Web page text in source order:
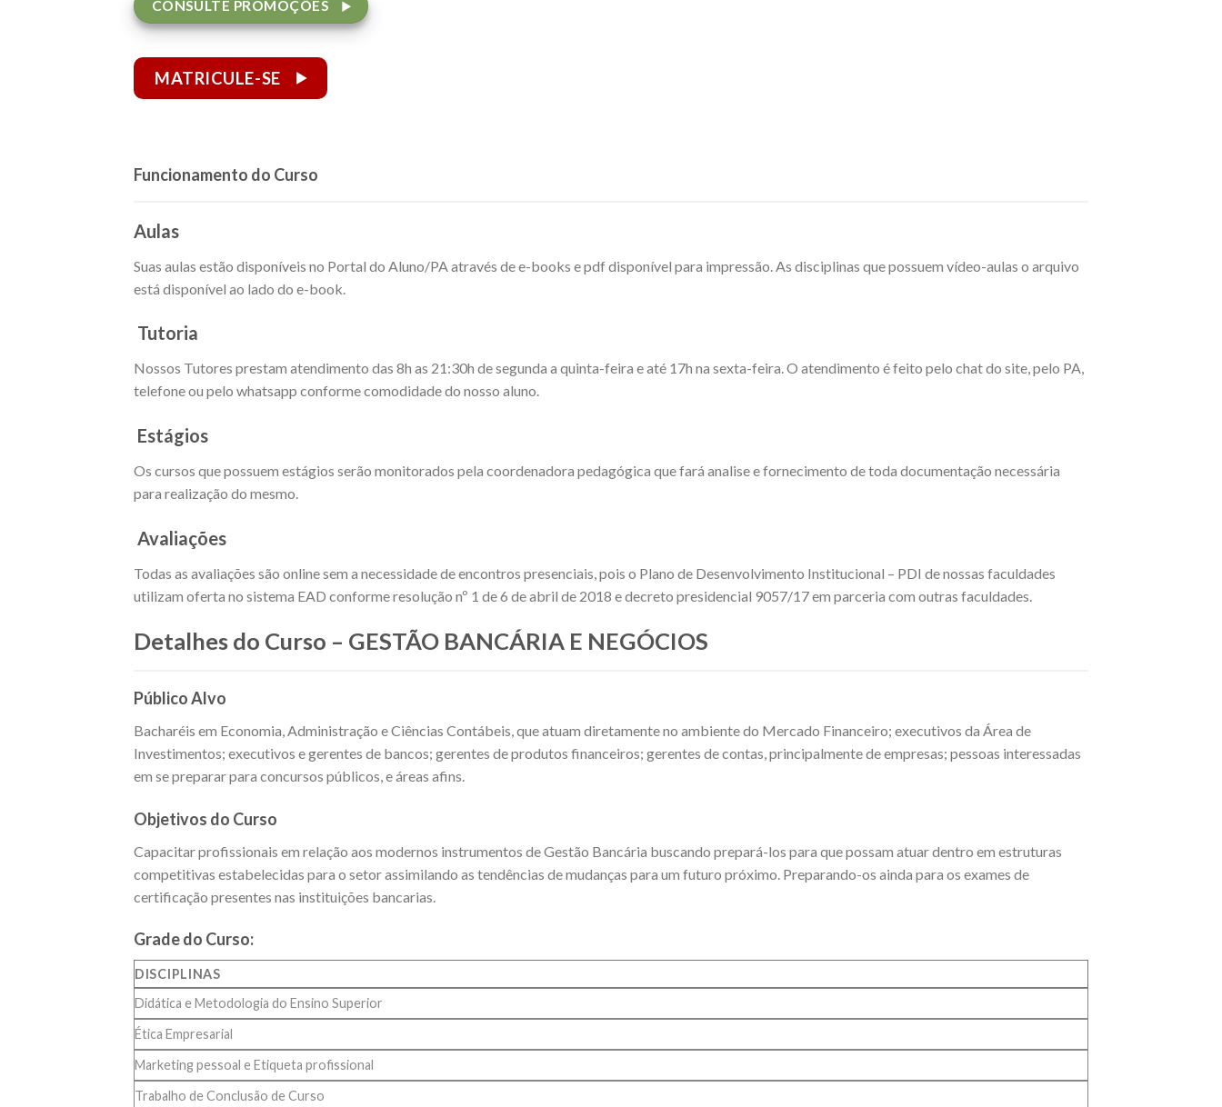
CONSULTE PROMOÇÕES
MATRICULE-SE
Funcionamento do Curso
Aulas
Suas aulas estão disponíveis no Portal do Aluno/PA através de e-books e pdf disponível para impressão. As disciplinas que possuem vídeo-aulas o arquivo
está disponível ao lado do e-book.
Tutoria
Nossos Tutores prestam atendimento das 8h as 21:30h de segunda a quinta-feira e até 17h na sexta-feira. O atendimento é feito pelo chat do site, pelo PA,
telefone ou pelo whatsapp conforme comodidade do nosso aluno.
Estágios
Os cursos que possuem estágios serão monitorados pela coordenadora pedagógica que fará analise e fornecimento de toda documentação necessária
para realização do mesmo.
Avaliações
Todas as avaliações são online sem a necessidade de encontros presenciais, pois o Plano de Desenvolvimento Institucional – PDI de nossas faculdades
utilizam oferta no sistema EAD conforme resolução nº 1 de 6 de abril de 2018 e decreto presidencial 9057/17 em parceria com outras faculdades.
Detalhes do Curso – GESTÃO BANCÁRIA E NEGÓCIOS
Público Alvo
Bacharéis em Economia, Administração e Ciências Contábeis, que atuam diretamente no ambiente do Mercado Financeiro; executivos da Área de
Investimentos; executivos e gerentes de bancos; gerentes de produtos financeiros; gerentes de contas, principalmente de empresas; pessoas interessadas
em se preparar para concursos públicos, e áreas afins.
Objetivos do Curso
Capacitar profissionais em relação aos modernos instrumentos de Gestão Bancária buscando prepará-los para que possam atuar dentro em estruturas
competitivas estabelecidas para o setor assimilando as tendências de mudanças para um futuro próximo. Preparando-os ainda para os exames de
certificação presentes nas instituições bancarias.
Grade do Curso:
DISCIPLINAS
Didática e Metodologia do Ensino Superior
Ética Empresarial
Marketing pessoal e Etiqueta profissional
Trabalho de Conclusão de Curso